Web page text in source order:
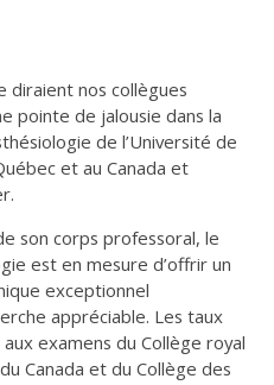
diraient nos collègues
pointe de jalousie dans la
de l’Université de
et au Canada et
son corps professoral, le
est en mesure d’offrir un
exceptionnel
appréciable. Les taux
examens du Collège royal
Canada et du Collège des